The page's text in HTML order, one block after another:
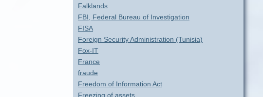
Falklands
FBI, Federal Bureau of Investigation
FISA
Foreign Security Administration (Tunisia)
Fox-IT
France
fraude
Freedom of Information Act
Freezing of assets